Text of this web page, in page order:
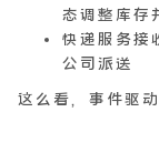
态调整库存
快递服务接
公司派送
这么看，事件驱